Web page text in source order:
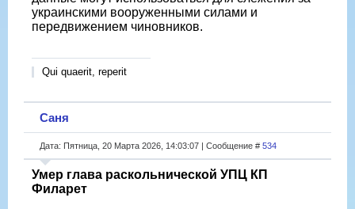
украинскими вооруженными силами и
передвижением чиновников.
Qui quaerit, reperit
Саня
Дата: Пятница, 20 Марта 2026, 14:03:07 | Сообщение # 534
Умер глава раскольнической УПЦ КП
Филарет